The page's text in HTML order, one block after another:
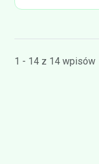
1 - 14 z 14 wpisów